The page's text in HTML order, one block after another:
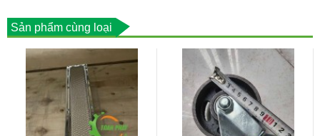
Sản phẩm cùng loại